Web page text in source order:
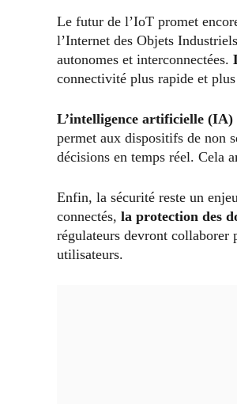
Le futur de l’IoT promet
l’Internet des Objets
autonomes et interconnectées.
connectivité plus rapide et
L’intelligence artificielle
permet aux dispositifs de non
décisions en temps réel. Cela
Enfin, la sécurité reste un
connectés, la protection des
régulateurs devront collaborer
utilisateurs.